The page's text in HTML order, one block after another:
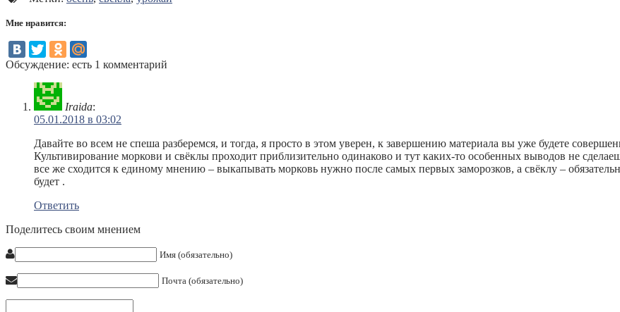
Мне нравится:
Обсуждение: есть 1 комментарий
Iraida:
05.01.2018 в 03:02
Давайте во всем не спеша разберемся, и тогда, я просто в этом уверен, к завершению материала вы уже будете
Культивирование моркови и свёклы проходит приблизительно одинаково и тут каких-то особенных выводов не
все же сходится к единому мнению – выкапывать морковь нужно после самых первых заморозков, а свёклу –
будет .
Ответить
Поделитесь своим мнением
Имя (обязательно)
Почта (обязательно)